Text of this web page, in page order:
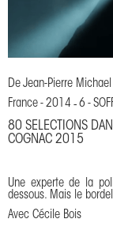
De Jean-Pierre Michael
France - 2014 - 6 -
80 SELECTIONS
COGNAC 2015
Une experte de la
dessous. Mais le
Avec Cécile Bois